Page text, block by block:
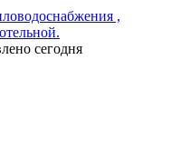
,
сегодня